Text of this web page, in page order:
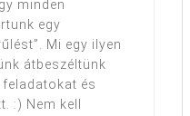
minden
egy
Mi egy ilyen
átbeszéltünk
és
:) Nem kell